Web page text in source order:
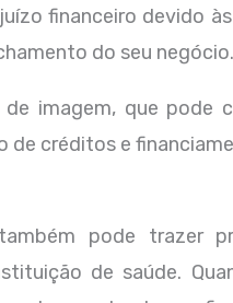
financeiro devido
do seu negócio.
imagem, que pode
de créditos e
pode trazer
de saúde.